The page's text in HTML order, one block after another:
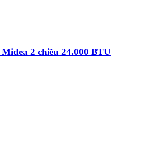
2 chiều 24.000 BTU